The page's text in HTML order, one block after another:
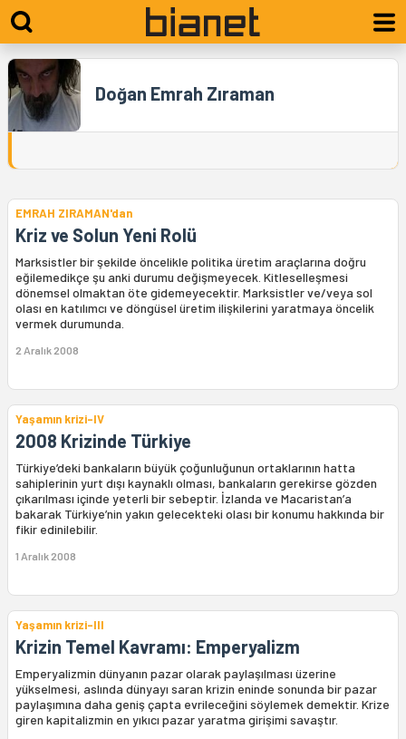
Doğan Emrah Zıraman
EMRAH ZIRAMAN'dan
Kriz ve Solun Yeni Rolü
Marksistler bir şekilde öncelikle politika üretim araçlarına doğru
eğilemedikçe şu anki durumu değişmeyecek. Kitleselleşmesi
dönemsel olmaktan öte gidemeyecektir. Marksistler ve/veya sol
olası en katılımcı ve döngüsel üretim ilişkilerini yaratmaya öncelik
vermek durumunda.
2 Aralık 2008
Yaşamın krizi-IV
2008 Krizinde Türkiye
Türkiye’deki bankaların büyük çoğunluğunun ortaklarının hatta
sahiplerinin yurt dışı kaynaklı olması, bankaların gerekirse gözden
çıkarılması içinde yeterli bir sebeptir. İzlanda ve Macaristan’a
bakarak Türkiye’nin yakın gelecekteki olası bir konumu hakkında bir
fikir edinilebilir.
1 Aralık 2008
Yaşamın krizi-III
Krizin Temel Kavramı: Emperyalizm
Emperyalizmin dünyanın pazar olarak paylaşılması üzerine
yükselmesi, aslında dünyayı saran krizin eninde sonunda bir pazar
paylaşımına daha geniş çapta evrileceğini söylemek demektir. Krize
giren kapitalizmin en yıkıcı pazar yaratma girişimi savaştır.